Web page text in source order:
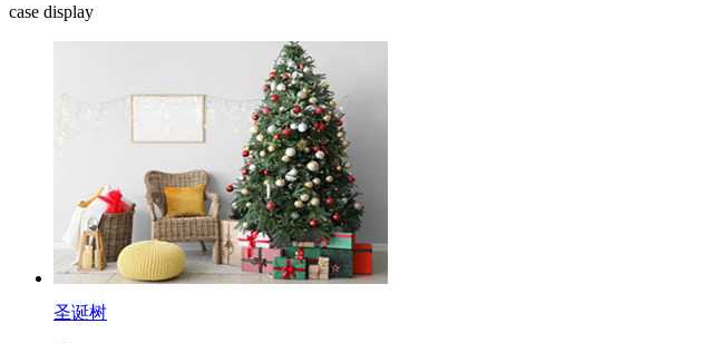
case display
圣诞树